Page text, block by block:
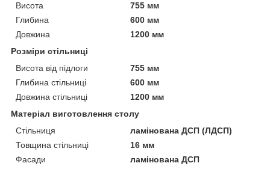
Висота
755 мм
Глибина
600 мм
Довжина
1200 мм
Розміри стільниці
Висота від підлоги
755 мм
Глибина стільниці
600 мм
Довжина стільниці
1200 мм
Матеріал виготовлення столу
Стільниця
ламінована ДСП (ЛДСП)
Товщина стільниці
16 мм
Фасади
ламінована ДСП